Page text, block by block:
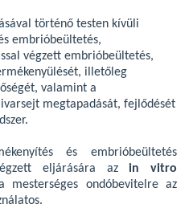
történő testen kívüli
embrióbeültetés,
végzett embrióbeültetés,
illetőleg
valamint a
megtapadását, fejlődését
és embrióbeültetés
eljárására azin vitro
mesterséges ondóbevitelre az